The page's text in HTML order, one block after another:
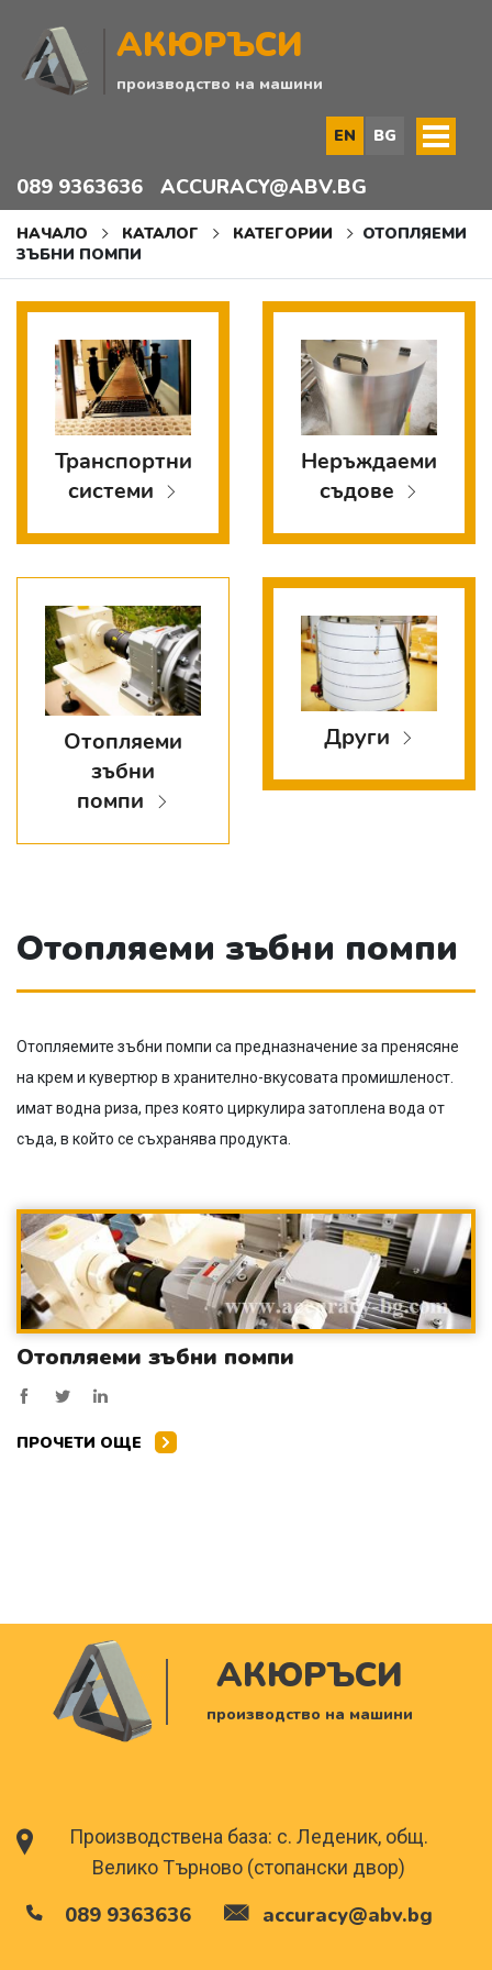
АКЮРЪСИ
производство на машини
EN BG
089 9363636 ACCURACY@ABV.BG
НАЧАЛО КАТАЛОГ КАТЕГОРИИ
ОТОПЛЯЕМИ
ЗЪБНИ ПОМПИ
Отопляеми зъбни помпи
Отопляемите зъбни помпи са предназначение за пренясяне
на крем и кувертюр в хранително-вкусовата промишленост.
имат водна риза, през която циркулира затоплена вода от
съда, в който се съхранява продукта.
Отопляеми зъбни помпи
ПРОЧЕТИ ОЩЕ
Транспортни
системи
Неръждаеми
съдове
Отопляеми
зъбни
помпи
Други
АКЮРЪСИ
производство на машини
Производствена база: с. Леденик, общ.
Велико Търново (стопански двор)
089 9363636 accuracy@abv.bg